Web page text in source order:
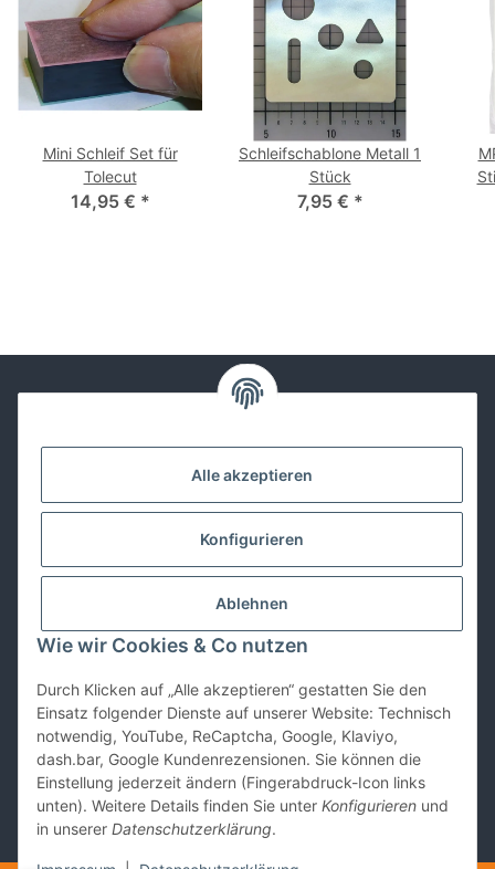
Alle akzeptieren
Konfigurieren
Ablehnen
Wie wir Cookies & Co nutzen
Durch Klicken auf „Alle akzeptieren“ gestatten Sie den
Einsatz folgender Dienste auf unserer Website: Technisch
notwendig, YouTube, ReCaptcha, Google, Klaviyo,
dash.bar, Google Kundenrezensionen. Sie können die
Einstellung jederzeit ändern (Fingerabdruck-Icon links
unten). Weitere Details finden Sie unter Konfigurieren und
in unserer Datenschutzerklärung.
Mini Schleif Set für
Tolecut
14,95 € *
Schleifschablone Metall 1
Stück
7,95 € *
Lackwissen
Vertrag widerrufen
* Alle Preise inkl. gesetzlicher USt., zzgl.Versand